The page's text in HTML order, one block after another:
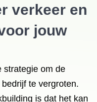
verkeer en
jouw
strategie om de
te vergroten.
is dat het kan